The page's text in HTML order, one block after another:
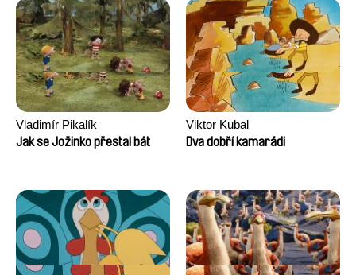
Vladimír Pikalík
Jak se Jožinko přestal bát
Viktor Kubal
Dva dobří kamarádi